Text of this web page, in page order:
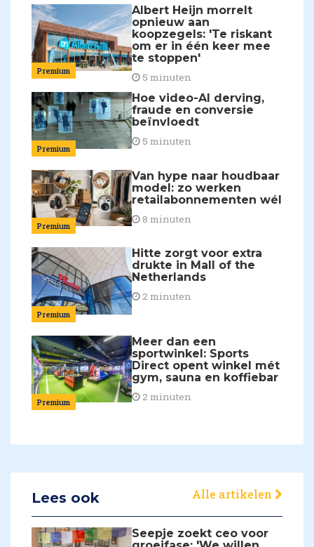
Premium
Albert Heijn morrelt
opnieuw aan
koopzegels: 'Te riskant
om er in één keer mee
te stoppen'
5 minuten
Premium
Hoe video-AI derving,
fraude en conversie
beïnvloedt
5 minuten
Premium
Van hype naar houdbaar
model: zo werken
retailabonnementen wél
8 minuten
Premium
Hitte zorgt voor extra
drukte in Mall of the
Netherlands
2 minuten
Premium
Meer dan een
sportwinkel: Sports
Direct opent winkel mét
gym, sauna en koffiebar
2 minuten
Lees ook Alle artikelen
Seepje zoekt ceo voor